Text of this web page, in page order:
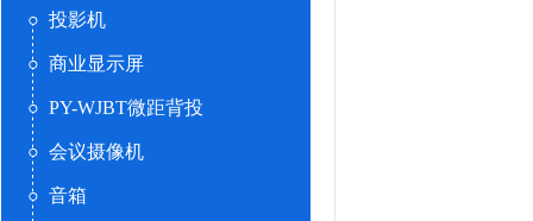
投影机
商业显示屏
PY-WJBT微距背投
会议摄像机
音箱